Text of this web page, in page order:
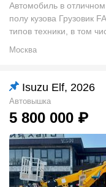
Автомобиль в
полу кузова Грузовик
типов техники, в том
Москва
Isuzu Elf, 2026
Автовышка
5 800 000 ₽